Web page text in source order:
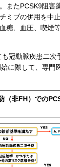
またPCSK9阻害
ミブの併用を中
糖、血圧、喫煙
冠動脈疾患二次
に際して、専門
（非FH）での